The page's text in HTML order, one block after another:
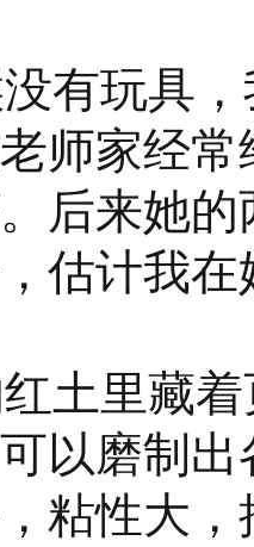
有玩具，
师家经
后来她
估计我
土里藏着
以磨制
粘性大